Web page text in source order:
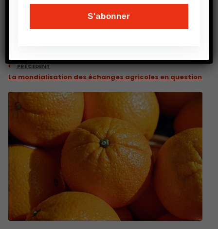
PRÉCEDENT
La mondialisation des échanges agricoles en question